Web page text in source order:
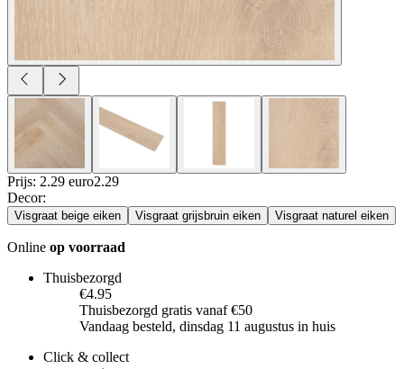
Prijs: 2.29 euro2.29
Decor:
Visgraat beige eiken Visgraat grijsbruin eiken Visgraat naturel eiken
Online op voorraad
Thuisbezorgd
€4.95
Thuisbezorgd gratis vanaf €50
Vandaag besteld, dinsdag 11 augustus in huis
Click & collect